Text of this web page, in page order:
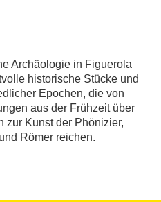
Archäologie in Figuerola
historische Stücke und
Epochen, die von
aus der Frühzeit über
zur Kunst der Phönizier,
Römer reichen.